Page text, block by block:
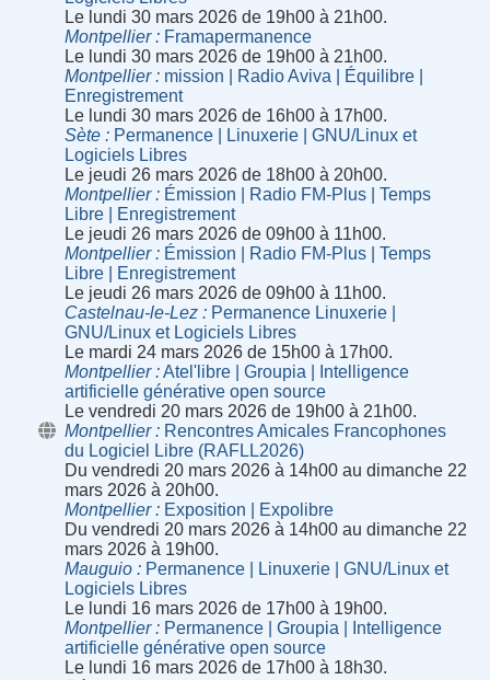
Le lundi 30 mars 2026 de 19h00 à 21h00.
Montpellier
Framapermanence
Le lundi 30 mars 2026 de 19h00 à 21h00.
Montpellier
mission | Radio Aviva | Équilibre |
Enregistrement
Le lundi 30 mars 2026 de 16h00 à 17h00.
Sète
Permanence | Linuxerie | GNU/Linux et
Logiciels Libres
Le jeudi 26 mars 2026 de 18h00 à 20h00.
Montpellier
Émission | Radio FM-Plus | Temps
Libre | Enregistrement
Le jeudi 26 mars 2026 de 09h00 à 11h00.
Montpellier
Émission | Radio FM-Plus | Temps
Libre | Enregistrement
Le jeudi 26 mars 2026 de 09h00 à 11h00.
Castelnau-le-Lez
Permanence Linuxerie |
GNU/Linux et Logiciels Libres
Le mardi 24 mars 2026 de 15h00 à 17h00.
Montpellier
Atel'libre | Groupia | Intelligence
artificielle générative open source
Le vendredi 20 mars 2026 de 19h00 à 21h00.
Montpellier
Rencontres Amicales Francophones
du Logiciel Libre (RAFLL2026)
Du vendredi 20 mars 2026 à 14h00 au dimanche 22
mars 2026 à 20h00.
Montpellier
Exposition | Expolibre
Du vendredi 20 mars 2026 à 14h00 au dimanche 22
mars 2026 à 19h00.
Mauguio
Permanence | Linuxerie | GNU/Linux et
Logiciels Libres
Le lundi 16 mars 2026 de 17h00 à 19h00.
Montpellier
Permanence | Groupia | Intelligence
artificielle générative open source
Le lundi 16 mars 2026 de 17h00 à 18h30.